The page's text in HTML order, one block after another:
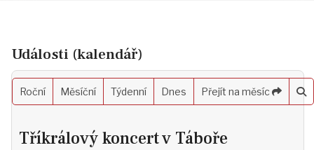
Události (kalendář)
Roční Měsíční Týdenní Dnes Přejít na měsíc
Tříkrálový koncert v Táboře